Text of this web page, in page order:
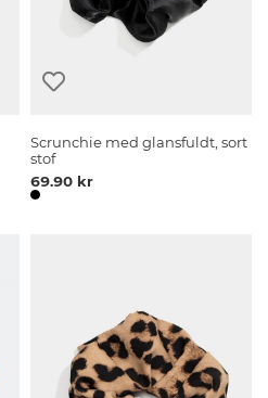
Scrunchie med glansfuldt, sort
stof
69.90 kr